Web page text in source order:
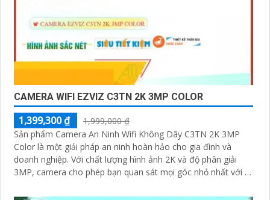
CAMERA WIFI EZVIZ C3TN 2K 3MP COLOR
1,399,300 ₫
1,999,000 ₫
Sản phẩm Camera An Ninh Wifi Không Dây C3TN 2K 3MP
Color là một giải pháp an ninh hoàn hảo cho gia đình và
doanh nghiệp. Với chất lượng hình ảnh 2K và độ phân giải
3MP, camera cho phép bạn quan sát mọi góc nhỏ nhất với rõ